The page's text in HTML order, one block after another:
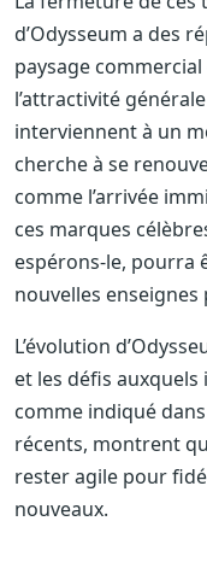
d’Odysseum a des
paysage
l’attractivité
interviennent à un
cherche à se
comme l’arrivée
ces marques
espérons-le, pourra
nouvelles
L’évolution
et les défis
comme indiqué
récents, montrent
rester agile pour
nouveaux.